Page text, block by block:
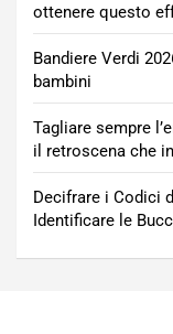
ottenere questo
Bandiere Verdi
bambini
Tagliare sempre
il retroscena che
Decifrare i Codici
Identificare le